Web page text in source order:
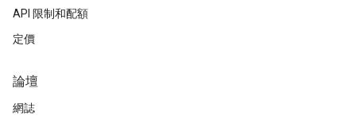
API 限制和配額
定價
論壇
網誌